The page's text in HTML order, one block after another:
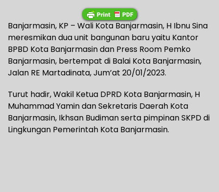
Banjarmasin, KP – Wali Kota Banjarmasin, H Ibnu Sina
meresmikan dua unit bangunan baru yaitu Kantor
BPBD Kota Banjarmasin dan Press Room Pemko
Banjarmasin, bertempat di Balai Kota Banjarmasin,
Jalan RE Martadinata, Jum’at 20/01/2023.
Turut hadir, Wakil Ketua DPRD Kota Banjarmasin, H
Muhammad Yamin dan Sekretaris Daerah Kota
Banjarmasin, Ikhsan Budiman serta pimpinan SKPD di
Lingkungan Pemerintah Kota Banjarmasin.